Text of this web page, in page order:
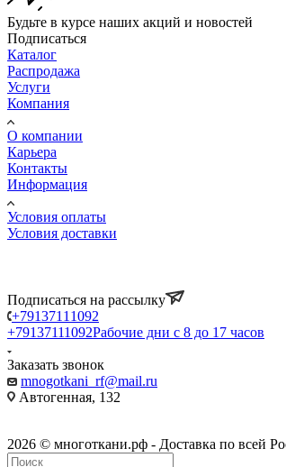
Будьте в курсе наших акций и новостей
Подписаться
Каталог
Распродажа
Услуги
Компания
О компании
Карьера
Контакты
Информация
Условия оплаты
Условия доставки
Подписаться на рассылку
+79137111092
+79137111092Рабочие дни с 8 до 17 часов
Заказать звонок
mnogotkani_rf@mail.ru
Автогенная, 132
2026 © многоткани.рф - Доставка по всей